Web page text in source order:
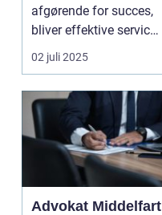
afgørende for succes,
bliver effektive service
ma...
02 juli 2025
Advokat Middelfart